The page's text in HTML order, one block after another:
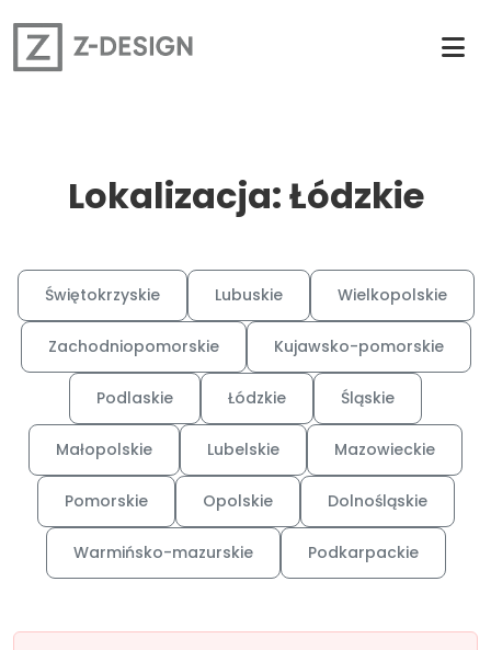
Lokalizacja: Łódzkie
Świętokrzyskie Lubuskie Wielkopolskie
Zachodniopomorskie Kujawsko-pomorskie
Podlaskie Łódzkie Śląskie
Małopolskie Lubelskie Mazowieckie
Pomorskie Opolskie Dolnośląskie
Warmińsko-mazurskie Podkarpackie